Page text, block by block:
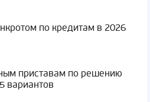
по кредитам в 2026
приставам по решению
вариантов